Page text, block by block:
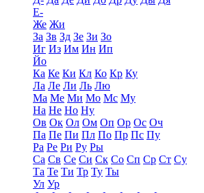
Е-
Же Жи
За Зв Зд Зе Зи Зо
Иг Из Им Ин Ип
Йо
Ка Ке Ки Кл Ко Кр Ку
Ла Ле Ли Ль Лю
Ма Ме Ми Мо Мс Му
На Не Но Ну
Ов Ок Ол Ом Оп Ор Ос Оч
Па Пе Пи Пл По Пр Пс Пу
Ра Ре Ри Ру Ры
Са Св Се Си Ск Со Сп Ср Ст Су
Та Те Ти Тр Ту Ты
Ул Ур